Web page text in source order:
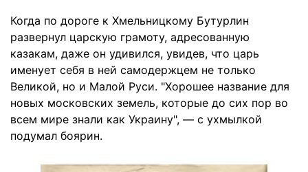
Когда по дороге к Хмельницкому Бутурлин
развернул царскую грамоту, адресованную
казакам, даже он удивился, увидев, что царь
именует себя в ней самодержцем не только
Великой, но и Малой Руси. "Хорошее название для
новых московских земель, которые до сих пор во
всем мире знали как Украину", — с ухмылкой
подумал боярин.